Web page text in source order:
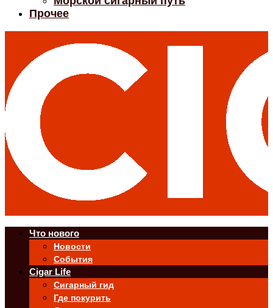
Прочее
Что нового
Новости
События
Cigar Life
Сигарный гид
Где покурить